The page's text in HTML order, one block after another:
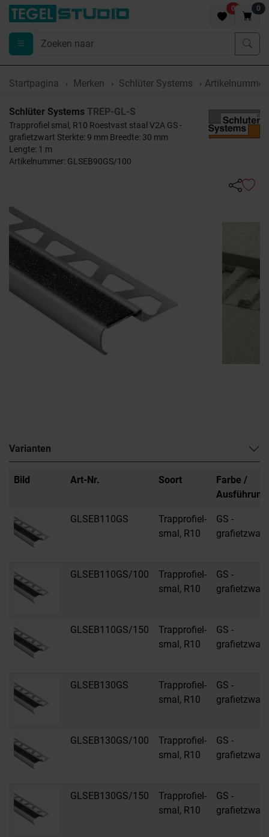
0 0
Startpagina Merken Schlüter Systems
Schlüter Systems TREP-GL-S
Trapprofiel smal, R10 Roestvast staal V2A GS -
grafietzwart Sterkte: 9 mm Breedte: 30 mm
Lengte: 1 m
Artikelnummer: GLSEB90GS/100
Varianten
Bild Art-Nr. Soort
Farbe /
Ausführung
GLSEB110GS
Trapprofiel-
smal, R10
GS -
grafietzwart
GLSEB110GS/100
Trapprofiel-
smal, R10
GS -
grafietzwart
GLSEB110GS/150
Trapprofiel-
smal, R10
GS -
grafietzwart
GLSEB130GS
Trapprofiel-
smal, R10
GS -
grafietzwart
GLSEB130GS/100
Trapprofiel-
smal, R10
GS -
grafietzwart
GLSEB130GS/150
Trapprofiel-
smal, R10
GS -
grafietzwart